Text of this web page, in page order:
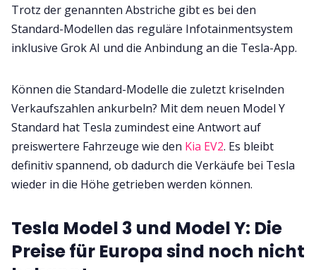
Trotz der genannten Abstriche gibt es bei den
Standard-Modellen das reguläre Infotainmentsystem
inklusive Grok AI und die Anbindung an die Tesla-App.
Können die Standard-Modelle die zuletzt kriselnden
Verkaufszahlen ankurbeln? Mit dem neuen Model Y
Standard hat Tesla zumindest eine Antwort auf
preiswertere Fahrzeuge wie den Kia EV2. Es bleibt
definitiv spannend, ob dadurch die Verkäufe bei Tesla
wieder in die Höhe getrieben werden können.
Tesla Model 3 und Model Y: Die
Preise für Europa sind noch nicht